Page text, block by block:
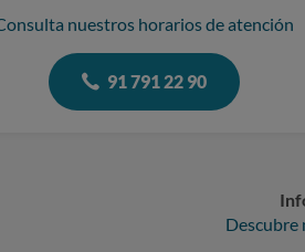
nuestros horarios de atención
91 791 22 90
Descubre